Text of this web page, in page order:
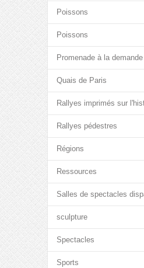
Poissons
Poissons
Promenade à la demande
Quais de Paris
Rallyes imprimés sur
Rallyes pédestres
Régions
Ressources
Salles de spectacles
sculpture
Spectacles
Sports